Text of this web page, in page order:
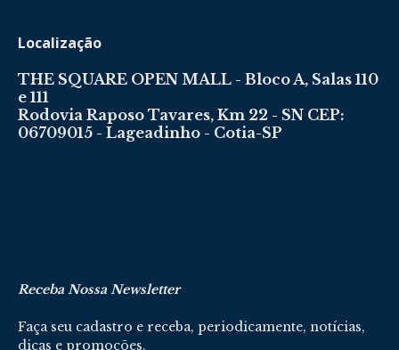
Localização
THE SQUARE OPEN MALL - Bloco A, Salas 110
e 111
Rodovia Raposo Tavares, Km 22 - SN CEP:
06709015 - Lageadinho - Cotia-SP
Receba Nossa Newsletter
Faça seu cadastro e receba, periodicamente, notícias,
dicas e promoções.